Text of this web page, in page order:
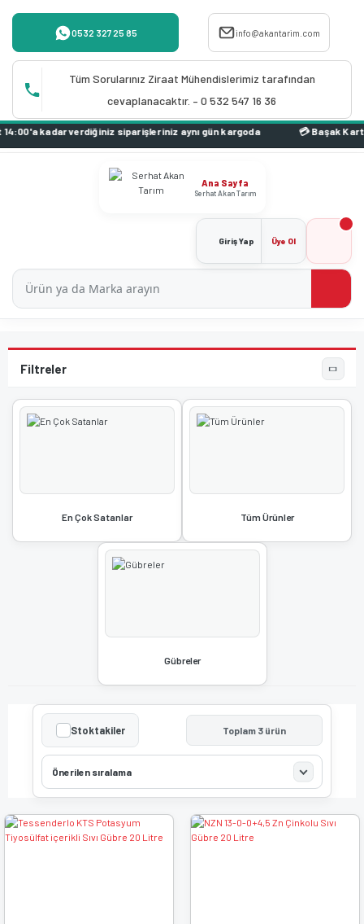
0532 327 25 85 info@akantarim.com
Tüm Sorularınız Ziraat Mühendislerimiz tarafından
cevaplanacaktır. – 0 532 547 16 36
kadar verdiğiniz siparişleriniz aynı gün kargoda
Ana Sayfa
Serhat Akan Tarım
Giriş Yap Üye Ol
En Çok Satanlar Tüm Ürünler
Gübreler
Stoktakiler Toplam 3 ürün
Önerilen sıralama